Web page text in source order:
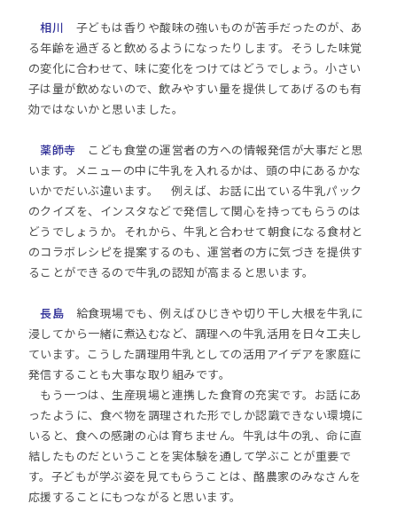
相川 子どもは香りや酸味の強いものが苦手だったのが、あ
る年齢を過ぎると飲めるようになったりします。そうした味覚
の変化に合わせて、味に変化をつけてはどうでしょう。小さい
子は量が飲めないので、飲みやすい量を提供してあげるのも有
効ではないかと思いました。
薬師寺 こども食堂の運営者の方への情報発信が大事だと思
います。メニューの中に牛乳を入れるかは、頭の中にあるかな
いかでだいぶ違います。 例えば、お話に出ている牛乳パック
のクイズを、インスタなどで発信して関心を持ってもらうのは
どうでしょうか。それから、牛乳と合わせて朝食になる食材と
のコラボレシピを提案するのも、運営者の方に気づきを提供す
ることができるので牛乳の認知が高まると思います。
長島 給食現場でも、例えばひじきや切り干し大根を牛乳に
浸してから一緒に煮込むなど、調理への牛乳活用を日々工夫し
ています。こうした調理用牛乳としての活用アイデアを家庭に
発信することも大事な取り組みです。
もう一つは、生産現場と連携した食育の充実です。お話にあ
ったように、食べ物を調理された形でしか認識できない環境に
いると、食への感謝の心は育ちません。牛乳は牛の乳、命に直
結したものだということを実体験を通して学ぶことが重要で
す。子どもが学ぶ姿を見てもらうことは、酪農家のみなさんを
応援することにもつながると思います。